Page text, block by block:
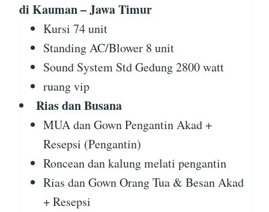
di Kauman – Jawa Timur
Kursi 74 unit
Standing AC/Blower 8 unit
Sound System Std Gedung 2800 watt
ruang vip
Rias dan Busana
MUA dan Gown Pengantin Akad +
Resepsi (Pengantin)
Roncean dan kalung melati pengantin
Rias dan Gown Orang Tua & Besan Akad
+ Resepsi